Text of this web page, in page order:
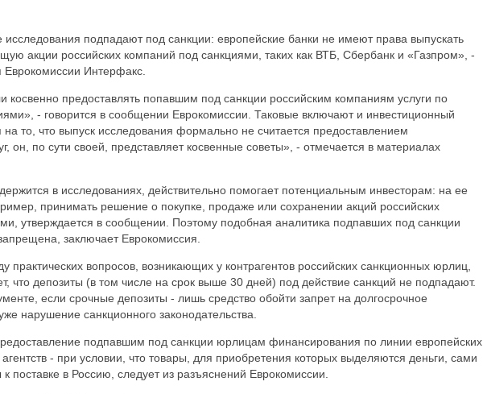
подпадают под санкции: европейские банки не имеют права выпускать
акции российских компаний под санкциями, таких как ВТБ, Сбербанк и «Газпром», -
Еврокомиссии Интерфакс.
предоставлять попавшим под санкции российским компаниям услуги по
- говорится в сообщении Еврокомиссии. Таковые включают и инвестиционный
на то, что выпуск исследования формально не считается предоставлением
он, по сути своей, представляет косвенные советы», - отмечается в материалах
в исследованиях, действительно помогает потенциальным инвесторам: на ее
принимать решение о покупке, продаже или сохранении акций российских
утверждается в сообщении. Поэтому подобная аналитика подпавших под санкции
заключает Еврокомиссия.
практических вопросов, возникающих у контрагентов российских санкционных юрлиц,
что депозиты (в том числе на срок выше 30 дней) под действие санкций не подпадают.
если срочные депозиты - лишь средство обойти запрет на долгосрочное
нарушение санкционного законодательства.
подпавшим под санкции юрлицам финансирования по линии европейских
- при условии, что товары, для приобретения которых выделяются деньги, сами
поставке в Россию, следует из разъяснений Еврокомиссии.